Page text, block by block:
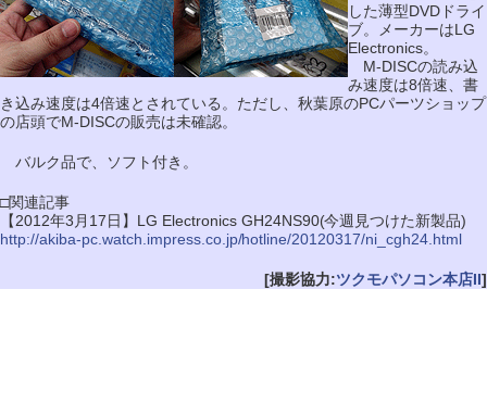
した薄型DVDドライ
ブ。メーカーはLG
Electronics。
M-DISCの読み込
み速度は8倍速、書
き込み速度は4倍速とされている。ただし、秋葉原のPCパーツショップ
の店頭でM-DISCの販売は未確認。
バルク品で、ソフト付き。
□関連記事
【2012年3月17日】LG Electronics GH24NS90(今週見つけた新製品)
http://akiba-pc.watch.impress.co.jp/hotline/20120317/ni_cgh24.html
[撮影協力:ツクモパソコン本店II]